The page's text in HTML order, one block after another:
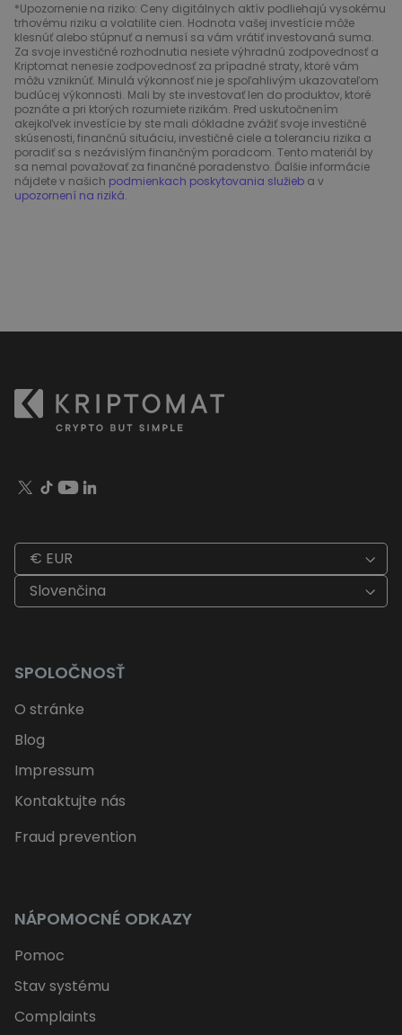
*Upozornenie na riziko: Ceny digitálnych aktív podliehajú vysokému
trhovému riziku a volatilite cien. Hodnota vašej investície môže
klesnúť alebo stúpnuť a nemusí sa vám vrátiť investovaná suma.
Za svoje investičné rozhodnutia nesiete výhradnú zodpovednosť a
Kriptomat nenesie zodpovednosť za prípadné straty, ktoré vám
môžu vzniknúť. Minulá výkonnosť nie je spoľahlivým ukazovateľom
budúcej výkonnosti. Mali by ste investovať len do produktov, ktoré
poznáte a pri ktorých rozumiete rizikám. Pred uskutočnením
akejkoľvek investície by ste mali dôkladne zvážiť svoje investičné
skúsenosti, finančnú situáciu, investičné ciele a toleranciu rizika a
poradiť sa s nezávislým finančným poradcom. Tento materiál by
sa nemal považovať za finančné poradenstvo. Ďalšie informácie
nájdete v našich podmienkach poskytovania služieb a v
upozornení na riziká.
€ EUR
Slovenčina
SPOLOČNOSŤ
O stránke
Blog
Impressum
Kontaktujte nás
Fraud prevention
NÁPOMOCNÉ ODKAZY
Pomoc
Stav systému
Complaints